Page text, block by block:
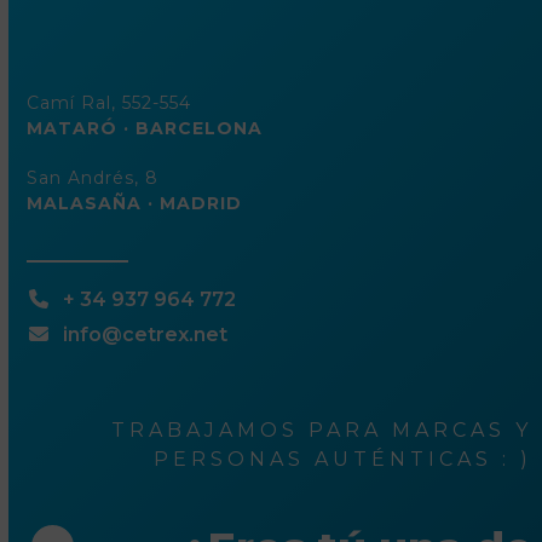
Camí Ral, 552-554
MATARÓ · BARCELONA
San Andrés, 8
MALASAÑA · MADRID
+ 34 937 964 772
info@cetrex.net
TRABAJAMOS PARA MARCAS Y
PERSONAS AUTÉNTICAS : )